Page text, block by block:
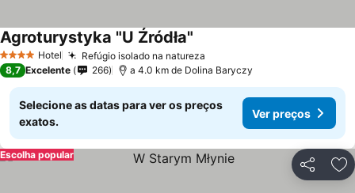
4 EstrelasHotel Refúgio isolado na natureza
Agroturystyka "U Źródła"
8,7 Excelente 266 a 4.0 km de Dolina Baryczy
Selecione as datas para ver os preços
exatos.
Ver preços
Partilhar
Escolha popular